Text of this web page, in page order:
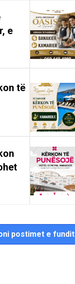
e
të
postimet e fundit